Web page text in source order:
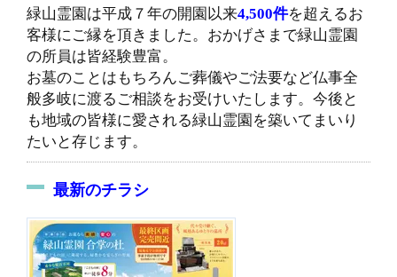
緑山霊園は平成７年の開園以来4,500件を超えるお
客様にご縁を頂きました。おかげさまで緑山霊園
の所員は皆経験豊富。
お墓のことはもちろんご葬儀やご法要など仏事全
般多岐に渡るご相談をお受けいたします。今後と
も地域の皆様に愛される緑山霊園を築いてまいり
たいと存じます。
最新のチラシ